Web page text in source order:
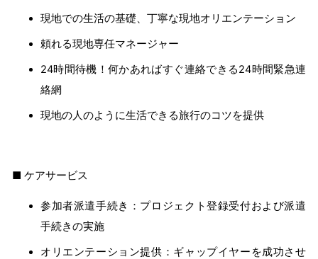
現地での生活の基礎、丁寧な現地オリエンテーション
頼れる現地専任マネージャー
24時間待機！何かあればすぐ連絡できる24時間緊急連
絡網
現地の人のように生活できる旅行のコツを提供
■ ケアサービス
参加者派遣手続き：プロジェクト登録受付および派遣
手続きの実施
オリエンテーション提供：ギャップイヤーを成功させ